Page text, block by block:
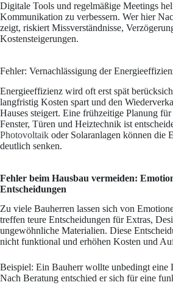
Digitale Tools und regelmäßige Meetings
Kommunikation zu verbessern. Wer hier
zeigt, riskiert Missverständnisse,
Kostensteigerungen.
Fehler: Vernachlässigung der
Energieeffizienz wird oft erst spät
langfristig Kosten spart und den
Hauses steigert. Eine frühzeitige Planung
Fenster, Türen und Heiztechnik ist
Photovoltaik oder Solaranlagen können die
deutlich senken.
Fehler beim Hausbau vermeiden:
Entscheidungen
Zu viele Bauherren lassen sich von
treffen teure Entscheidungen für Extras,
ungewöhnliche Materialien. Diese
nicht funktional und erhöhen Kosten und
Beispiel: Ein Bauherr wollte unbedingt eine
Nach Beratung entschied er sich für eine